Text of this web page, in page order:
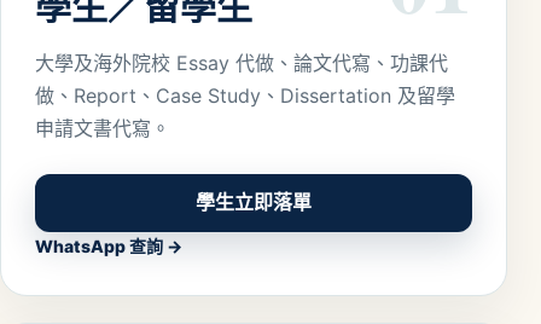
大學及海外院校 Essay 代做、論文代寫、功課代
做、Report、Case Study、Dissertation 及留學
申請文書代寫。
學生立即落單
WhatsApp 查詢 →